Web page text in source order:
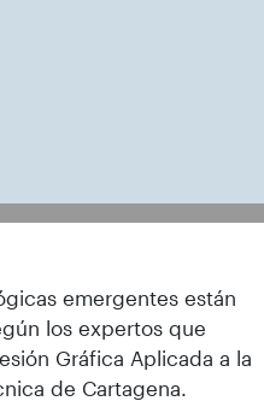
los asistentes a
emergentes están
los expertos que
Gráfica Aplicada a la
de Cartagena.